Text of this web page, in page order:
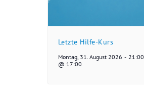
Letzte Hilfe-Kurs
Montag, 31. August 2026
@ 17:00
- 21:00